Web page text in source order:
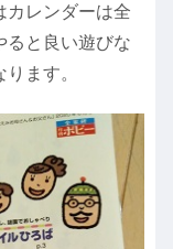
カレンダーは全
ると良い遊びな
ます。